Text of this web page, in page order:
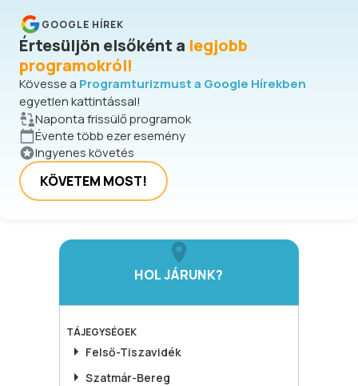
GOOGLE HÍREK
Értesüljön elsőként a legjobb
programokról!
Kövesse a Programturizmust a Google Hírekben
egyetlen kattintással!
Naponta frissülő programok
Évente több ezer esemény
Ingyenes követés
KÖVETEM MOST!
HOL JÁRUNK?
TÁJEGYSÉGEK
Felső-Tiszavidék
Szatmár-Bereg